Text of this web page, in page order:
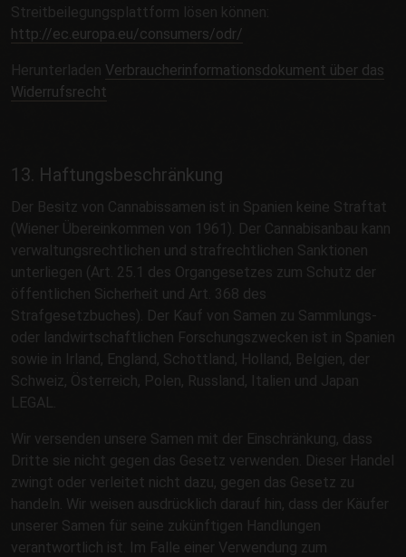
Streitbeilegungsplattform lösen können:
http://ec.europa.eu/consumers/odr/
Herunterladen Verbraucherinformationsdokument über das
Widerrufsrecht
13. Haftungsbeschränkung
Der Besitz von Cannabissamen ist in Spanien keine Straftat
(Wiener Übereinkommen von 1961). Der Cannabisanbau kann
verwaltungsrechtlichen und strafrechtlichen Sanktionen
unterliegen (Art. 25.1 des Organgesetzes zum Schutz der
öffentlichen Sicherheit und Art. 368 des
Strafgesetzbuches). Der Kauf von Samen zu Sammlungs-
oder landwirtschaftlichen Forschungszwecken ist in Spanien
sowie in Irland, England, Schottland, Holland, Belgien, der
Schweiz, Österreich, Polen, Russland, Italien und Japan
LEGAL.
Wir versenden unsere Samen mit der Einschränkung, dass
Dritte sie nicht gegen das Gesetz verwenden. Dieser Handel
zwingt oder verleitet nicht dazu, gegen das Gesetz zu
handeln. Wir weisen ausdrücklich darauf hin, dass der Käufer
unserer Samen für seine zukünftigen Handlungen
verantwortlich ist. Im Falle einer Verwendung zum